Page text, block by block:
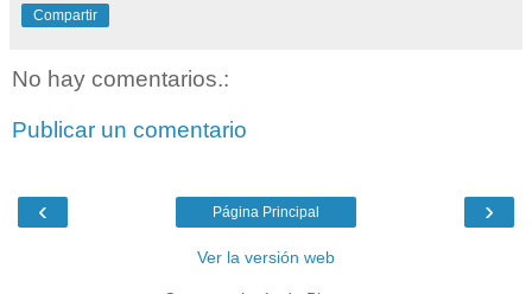
Compartir
No hay comentarios.:
Publicar un comentario
‹ ›
Página Principal
Ver la versión web